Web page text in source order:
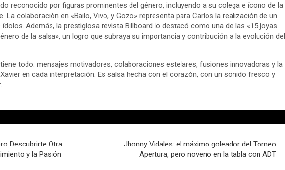
reconocido por figuras prominentes del género, incluyendo a su colega e ícono de la
La colaboración en «Bailo, Vivo, y Gozo» representa para Carlos la realización de un
Además, la prestigiosa revista Billboard lo destacó como una de las «15 joyas
de la salsa», un logro que subraya su importancia y contribución a la evolución del
todo: mensajes motivadores, colaboraciones estelares, fusiones innovadoras y la
en cada interpretación. Es salsa hecha con el corazón, con un sonido fresco y
Descubrirte Otra
y la Pasión
Jhonny Vidales: el máximo goleador del Torneo
Apertura, pero noveno en la tabla con ADT